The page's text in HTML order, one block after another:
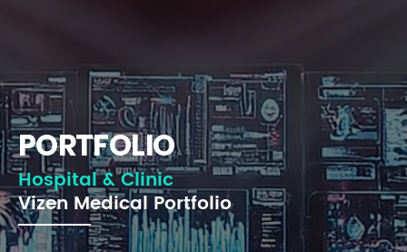
PORTFOLIO
Hospital & Clinic
Vizen Medical Portfolio